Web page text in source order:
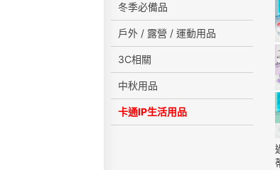
冬季必備品
戶外 / 露營 / 運動用品
3C相關
中秋用品
卡通IP生活用品